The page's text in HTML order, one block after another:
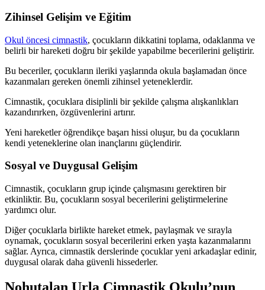
Zihinsel Gelişim ve Eğitim
Okul öncesi cimnastik, çocukların dikkatini toplama, odaklanma ve
belirli bir hareketi doğru bir şekilde yapabilme becerilerini geliştirir.
Bu beceriler, çocukların ileriki yaşlarında okula başlamadan önce
kazanmaları gereken önemli zihinsel yeteneklerdir.
Cimnastik, çocuklara disiplinli bir şekilde çalışma alışkanlıkları
kazandırırken, özgüvenlerini artırır.
Yeni hareketler öğrendikçe başarı hissi oluşur, bu da çocukların
kendi yeteneklerine olan inançlarını güçlendirir.
Sosyal ve Duygusal Gelişim
Cimnastik, çocukların grup içinde çalışmasını gerektiren bir
etkinliktir. Bu, çocukların sosyal becerilerini geliştirmelerine
yardımcı olur.
Diğer çocuklarla birlikte hareket etmek, paylaşmak ve sırayla
oynamak, çocukların sosyal becerilerini erken yaşta kazanmalarını
sağlar. Ayrıca, cimnastik derslerinde çocuklar yeni arkadaşlar edinir,
duygusal olarak daha güvenli hissederler.